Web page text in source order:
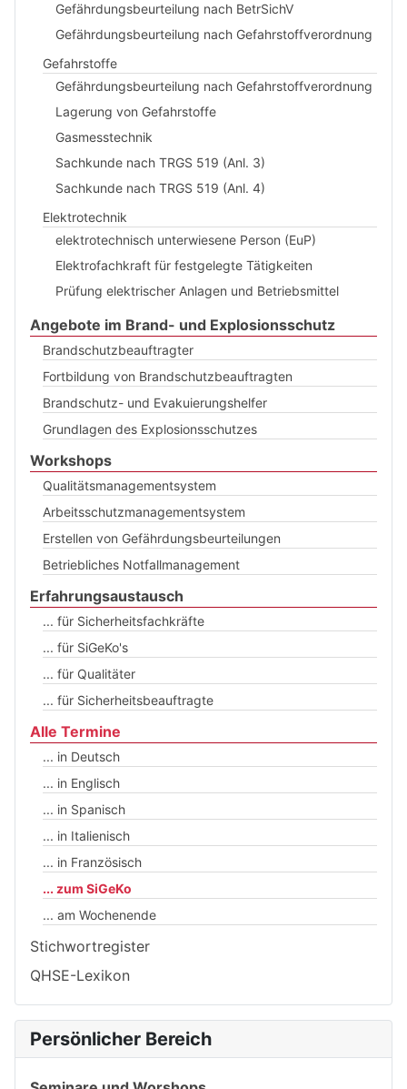
Gefährdungsbeurteilung nach BetrSichV
Gefährdungsbeurteilung nach Gefahrstoffverordnung
Gefahrstoffe
Gefährdungsbeurteilung nach Gefahrstoffverordnung
Lagerung von Gefahrstoffe
Gasmesstechnik
Sachkunde nach TRGS 519 (Anl. 3)
Sachkunde nach TRGS 519 (Anl. 4)
Elektrotechnik
elektrotechnisch unterwiesene Person (EuP)
Elektrofachkraft für festgelegte Tätigkeiten
Prüfung elektrischer Anlagen und Betriebsmittel
Angebote im Brand- und Explosionsschutz
Brandschutzbeauftragter
Fortbildung von Brandschutzbeauftragten
Brandschutz- und Evakuierungshelfer
Grundlagen des Explosionsschutzes
Workshops
Qualitätsmanagementsystem
Arbeitsschutzmanagementsystem
Erstellen von Gefährdungsbeurteilungen
Betriebliches Notfallmanagement
Erfahrungsaustausch
... für Sicherheitsfachkräfte
... für SiGeKo's
... für Qualitäter
... für Sicherheitsbeauftragte
Alle Termine
... in Deutsch
... in Englisch
... in Spanisch
... in Italienisch
... in Französisch
... zum SiGeKo
... am Wochenende
Stichwortregister
QHSE-Lexikon
Persönlicher Bereich